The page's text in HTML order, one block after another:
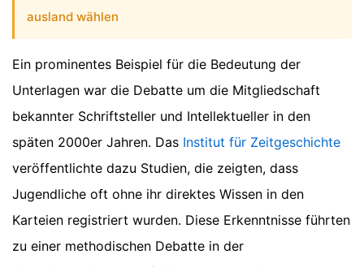
ausland wählen
Ein prominentes Beispiel für die Bedeutung der
Unterlagen war die Debatte um die Mitgliedschaft
bekannter Schriftsteller und Intellektueller in den
späten 2000er Jahren. Das Institut für Zeitgeschichte
veröffentlichte dazu Studien, die zeigten, dass
Jugendliche oft ohne ihr direktes Wissen in den
Karteien registriert wurden. Diese Erkenntnisse führten
zu einer methodischen Debatte in der